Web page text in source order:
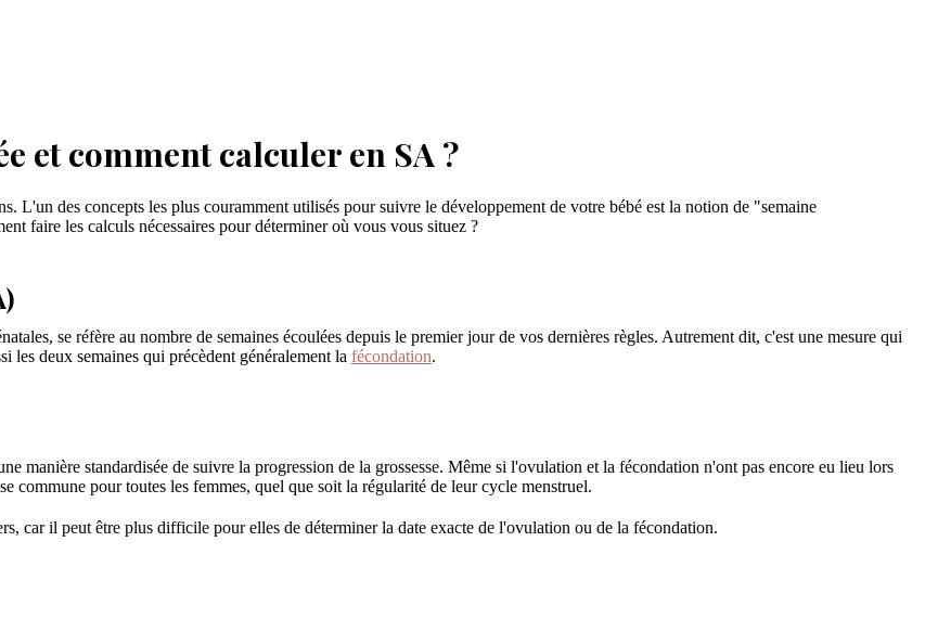
et comment calculer en SA ?
L'un des concepts les plus couramment utilisés pour suivre le développement de votre bébé est la notion de "semaine
faire les calculs nécessaires pour déterminer où vous vous situez ?
se réfère au nombre de semaines écoulées depuis le premier jour de vos dernières règles. Autrement dit, c'est une mesure qui
les deux semaines qui précèdent généralement la fécondation.
manière standardisée de suivre la progression de la grossesse. Même si l'ovulation et la fécondation n'ont pas encore eu lieu lors
commune pour toutes les femmes, quel que soit la régularité de leur cycle menstruel.
car il peut être plus difficile pour elles de déterminer la date exacte de l'ovulation ou de la fécondation.